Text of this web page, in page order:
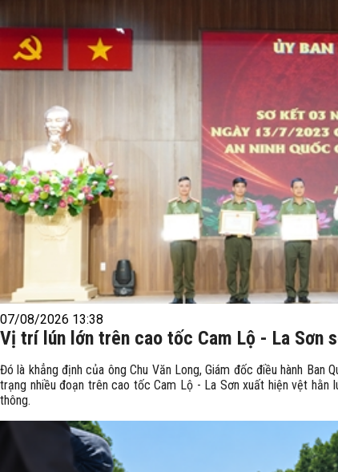
07/08/2026 13:38
Vị trí lún lớn trên cao tốc Cam Lộ - La Sơn
Đó là khẳng định của ông Chu Văn Long, Giám đốc điều hành
trạng nhiều đoạn trên cao tốc Cam Lộ - La Sơn xuất hiện vệt
thông.